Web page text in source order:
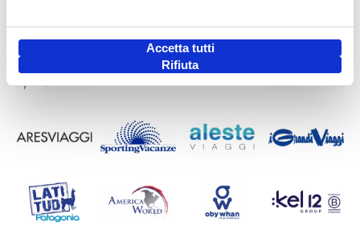
Accetta tutti
Rifiuta